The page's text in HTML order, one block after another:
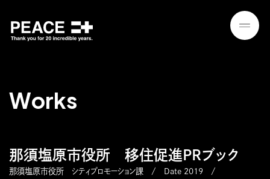
Works
那須塩原市役所 移住促進PRブック
那須塩原市役所 シティプロモーション課 Date 2019